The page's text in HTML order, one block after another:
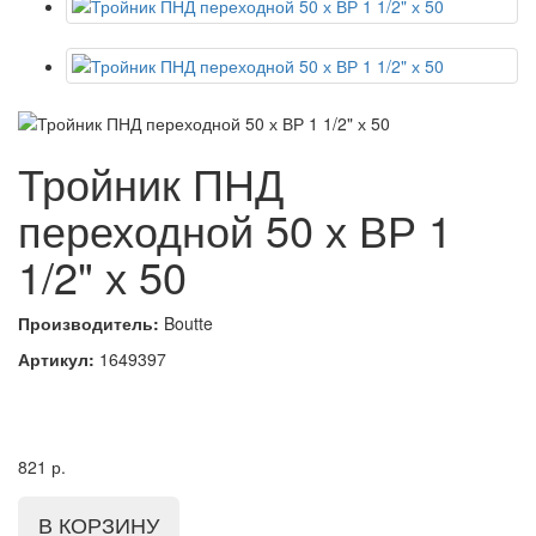
Тройник ПНД
переходной 50 х ВР 1
1/2" х 50
Производитель: Boutte
Артикул: 1649397
821 р.